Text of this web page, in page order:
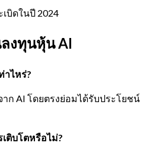
เบิดในปี 2024
งทุนหุ้น AI
าไหร่?
ก AI โดยตรงย่อมได้รับประโยชน์
ติบโตหรือไม่?